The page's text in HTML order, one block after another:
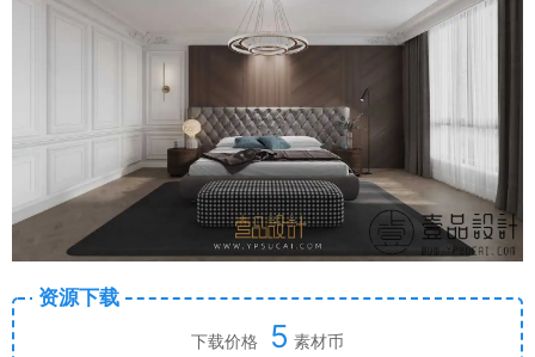
资源下载
下载价格 5 素材币